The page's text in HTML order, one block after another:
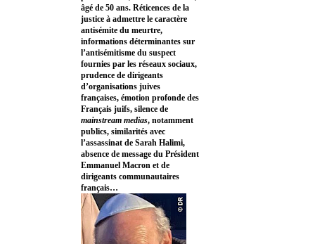
âgé de 50 ans. Réticences de la
justice à admettre le caractère
antisémite du meurtre,
informations déterminantes sur
l’antisémitisme du suspect
fournies par les réseaux sociaux,
prudence de dirigeants
d’organisations juives
françaises, émotion profonde des
Français juifs, silence de
mainstream medias, notamment
publics, similarités avec
l’assassinat de Sarah Halimi,
absence de message du Président
Emmanuel Macron et de
dirigeants communautaires
français…